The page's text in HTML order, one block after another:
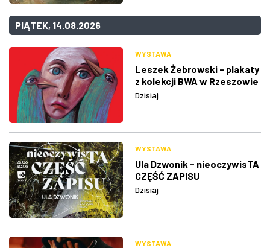
PIĄTEK, 14.08.2026
WYSTAWA
Leszek Żebrowski - plakaty
z kolekcji BWA w Rzeszowie
Dzisiaj
WYSTAWA
Ula Dzwonik - nieoczywisTA
CZĘŚĆ ZAPISU
Dzisiaj
WYSTAWA